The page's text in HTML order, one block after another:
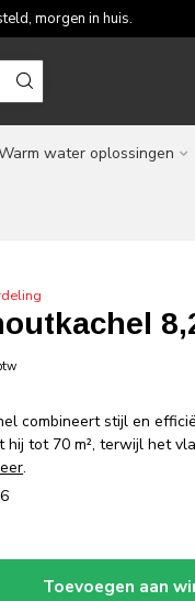
morgen in huis.
water oplossingen
combineert stijl en
hij tot 70 m², terwijl het
.
Toevoegen aan